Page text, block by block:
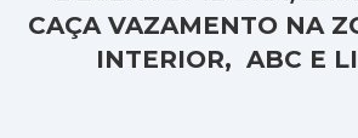
CAÇA VAZAMENTO NA
INTERIOR, ABC E